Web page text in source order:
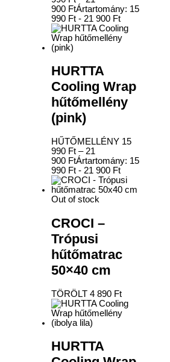
900 FtÁrtartomány: 15
990 Ft - 21 900 Ft
HURTTA
Cooling Wrap
hűtőmellény
(pink)
HŰTŐMELLÉNY 15
990 Ft – 21
900 FtÁrtartomány: 15
990 Ft - 21 900 Ft
Out of stock
CROCI –
Trópusi
hűtőmatrac
50×40 cm
TÖRÖLT4 890 Ft
HURTTA